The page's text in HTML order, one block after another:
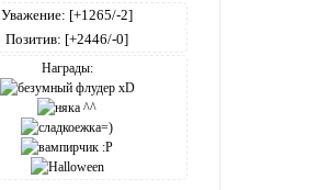
Уважение: [+1265/-2]
Позитив: [+2446/-0]
Награды: